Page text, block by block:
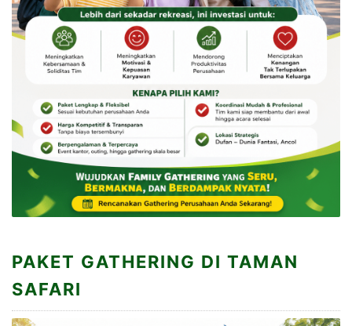
PAKET GATHERING DI TAMAN
SAFARI